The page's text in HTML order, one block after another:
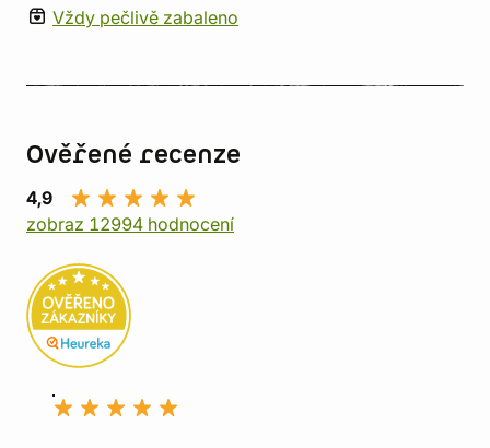
Vždy pečlivě zabaleno
Ověřené recenze
4,9
zobraz 12994 hodnocení